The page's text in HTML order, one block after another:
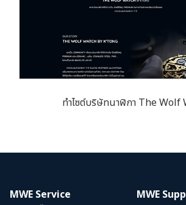
ทำไซต์บริษัทนาฬิกา The Wolf
MWE Service MWE